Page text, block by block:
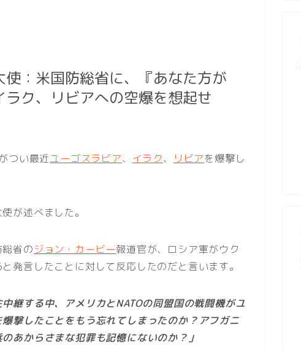
使：米国防総省に、『あなた方が
ク、リビアへの空爆を想起せ
つい最近ユーゴスラビア、 イラク、 リビアを爆撃し
が述べました。
省のジョン・カービー報道官が、ロシア軍がウク
発言したことに対して反応したのだと言います。
継する中、アメリカとNATOの同盟国の戦闘機がユ
撃したことをもう忘れてしまったのか？アフガニ
あからさまな犯罪も記憶にないのか？」